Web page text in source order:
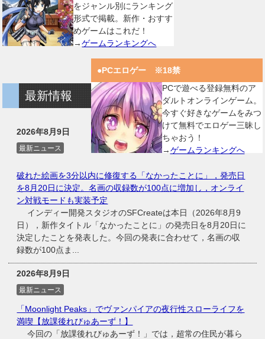
をジャンル別にランキング
形式で掲載。新作・おすす
めゲームはこれだ！
→ゲームランキングへ
●PCエロゲー ※18禁
PCで遊べる登録無料のア
ダルトオンラインゲーム。
今すぐ好きなゲームをみつ
けて無料でエロゲー三昧し
ちゃおう！
→ゲームランキングへ
最新情報
2026年8月9日
最新ニュース
破れた絵画を3分以内に修復する「なかったことに」，発売日
を8月20日に決定。名画の収録数が100点に増加し，オンライ
ン対戦モードも実装予定
インディー開発スタジオのSFCreateは本日（2026年8月9
日），新作タイトル「なかったことに」の発売日を8月20日に
決定したことを発表した。今回の発表に合わせて，名画の収
録数が100点ま...
2026年8月9日
最新ニュース
「Moonlight Peaks」でヴァンパイアの夜行性スローライフを
満喫【放課後れびゅあーず！】
今回の「放課後れびゅあーず！」では，超常の住民が暮ら